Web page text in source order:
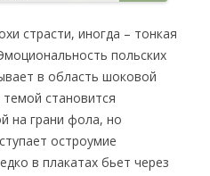
страсти, иногда – тонкая
польских
в область шоковой
становится
на грани фола, но
остроумие
в плакатах бьет через